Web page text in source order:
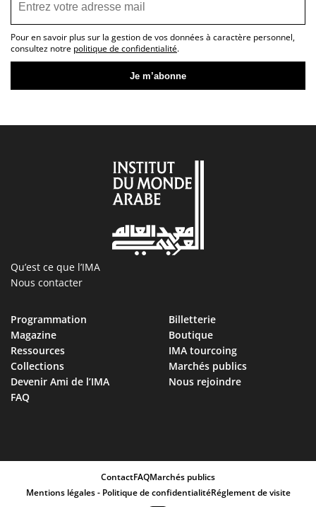
Pour en savoir plus sur la gestion de vos données à caractère personnel,
consultez notre politique de confidentialité.
Qu’est ce que l’IMA
Nous contacter
Programmation
Magazine
Ressources
Collections
Devenir Ami de l’IMA
FAQ
Billetterie
Boutique
IMA tourcoing
Marchés publics
Nous rejoindre
ContactFAQMarchés publics
Mentions légales - Politique de confidentialitéRéglement de visite